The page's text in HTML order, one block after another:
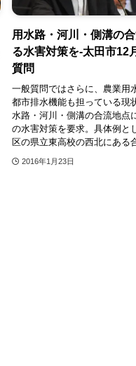
用水路・河川・側溝の
る水害対策を‐太田市12
質問
一般質問ではさらに、農業用
都市排水機能も担っている現
水路・河川・側溝の合流地点
の水害対策を要求。具体例と
区の県立東高校の西北にある
2016年1月23日